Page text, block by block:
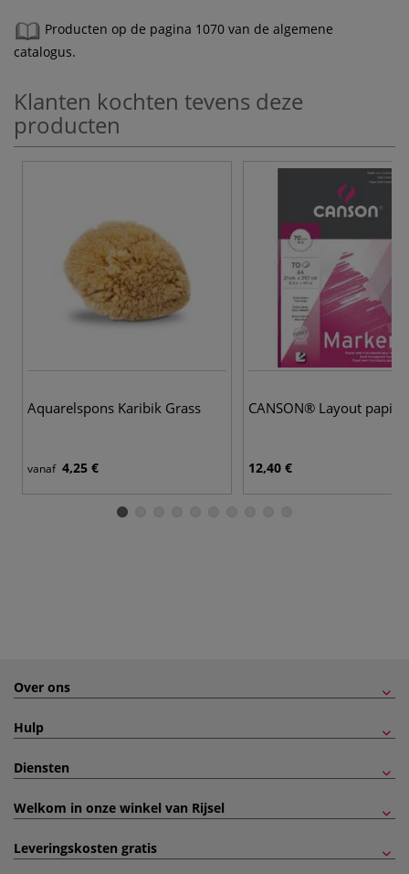
Producten op de pagina 1070 van de algemene
catalogus.
Klanten kochten tevens deze
producten
Aquarelspons Karibik Grass
vanaf 4,25 €
CANSON® Layout
12,40 €
Over ons
Hulp
Diensten
Welkom in onze winkel van Rijsel
Leveringskosten gratis